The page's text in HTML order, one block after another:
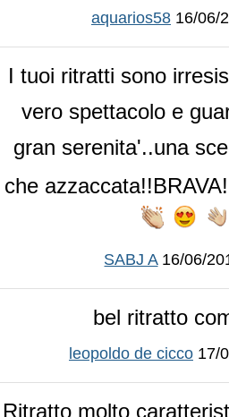
aquarios58 16/06/
I tuoi ritratti sono
vero spettacolo e
gran serenita'..una
che
SABJ A16/06/
bel ritratto
leopoldo de cicco 17/
Ritratto molto